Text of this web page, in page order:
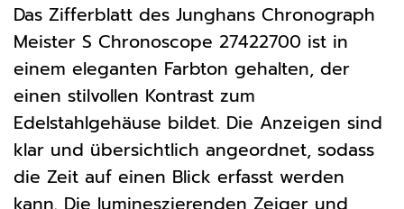
Das Zifferblatt des Junghans Chronograph
Meister S Chronoscope 27422700 ist in
einem eleganten Farbton gehalten, der
einen stilvollen Kontrast zum
Edelstahlgehäuse bildet. Die Anzeigen sind
klar und übersichtlich angeordnet, sodass
die Zeit auf einen Blick erfasst werden
kann. Die lumineszierenden Zeiger und